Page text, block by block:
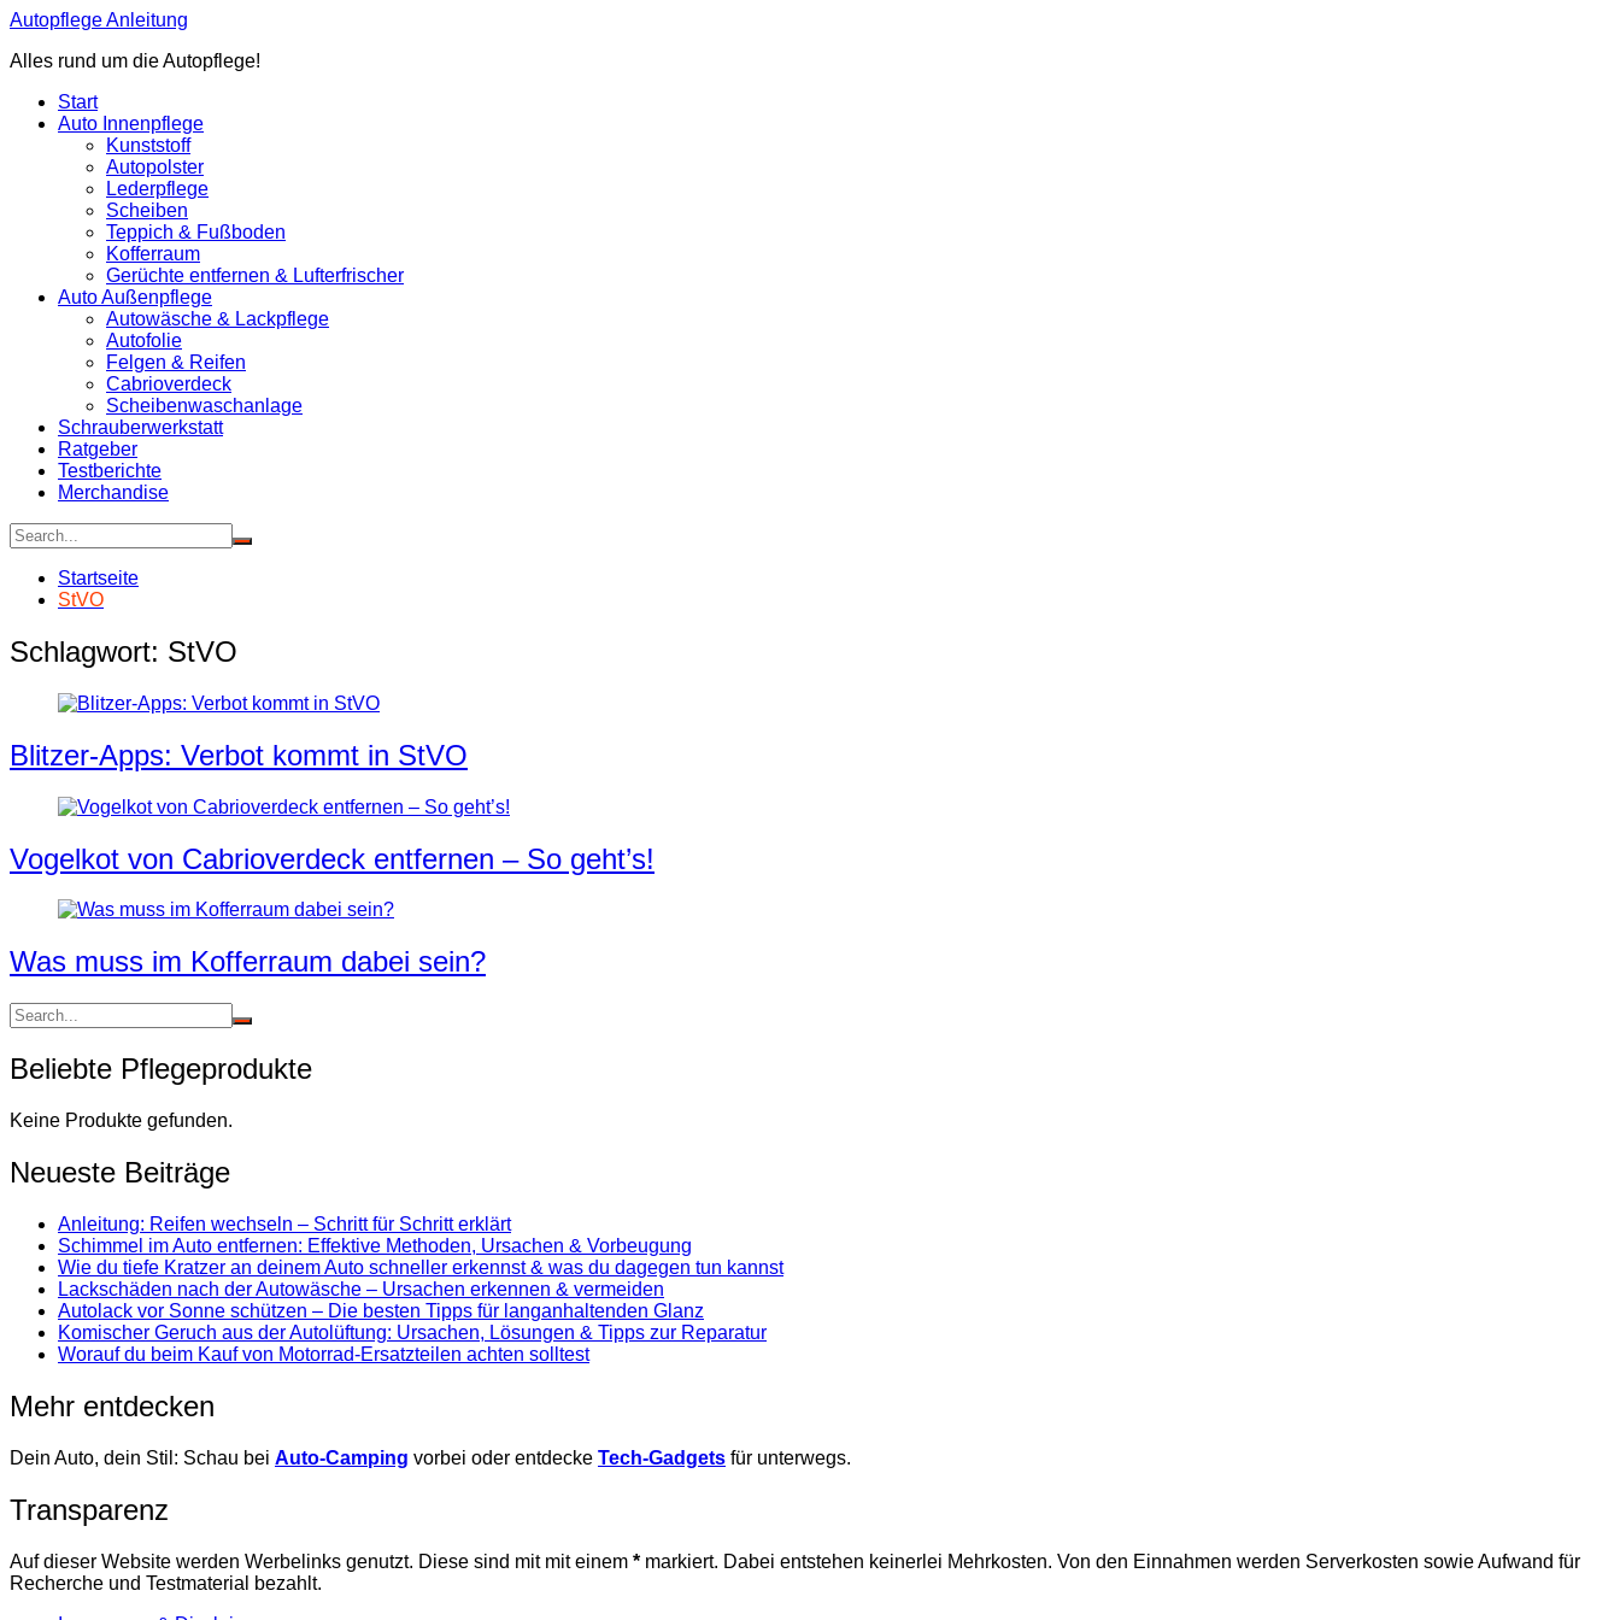
Zum
springen
Autopflege Anleitung
Alles rund um die Autopflege!
Start
Auto Innenpflege
Kunststoff
Autopolster
Lederpflege
Scheiben
Teppich & Fußboden
Kofferraum
Gerüchte entfernen & Lufterfrischer
Auto Außenpflege
Autowäsche & Lackpflege
Autofolie
Felgen & Reifen
Cabrioverdeck
Scheibenwaschanlage
Schrauberwerkstatt
Ratgeber
Testberichte
Merchandise
Startseite
StVO
Schlagwort: StVO
Blitzer-Apps: Verbot kommt in StVO
Vogelkot von Cabrioverdeck entfernen – So geht’s!
Was muss im Kofferraum dabei sein?
Beliebte Pflegeprodukte
Keine Produkte gefunden.
Neueste Beiträge
Anleitung: Reifen wechseln – Schritt für Schritt erklärt
Schimmel im Auto entfernen: Effektive Methoden, Ursachen & Vorbeugung
Wie du tiefe Kratzer an deinem Auto schneller erkennst & was du dagegen tun kannst
Lackschäden nach der Autowäsche – Ursachen erkennen & vermeiden
Autolack vor Sonne schützen – Die besten Tipps für langanhaltenden Glanz
Komischer Geruch aus der Autolüftung: Ursachen, Lösungen & Tipps zur Reparatur
Worauf du beim Kauf von Motorrad-Ersatzteilen achten solltest
Mehr entdecken
Dein Auto, dein Stil: Schau bei Auto-Camping vorbei oder entdecke Tech-Gadgets für unterwegs.
Transparenz
Auf dieser Website werden Werbelinks genutzt. Diese sind mit mit einem * markiert. Dabei entstehen keinerlei Mehrkosten. Von den Einnahmen werden Serverkosten sowie Aufwand für
Recherche und Testmaterial bezahlt.